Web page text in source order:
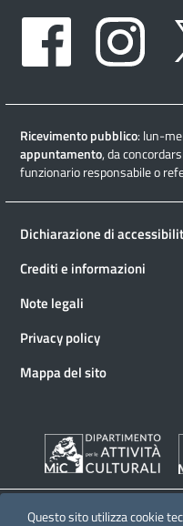
Facebook
Ricevimento pubblico: lun-
appuntamento, da
funzionario responsabile o
Dichiarazione di
Crediti e informazioni
Note legali
Privacy policy
Mappa del sito
Questo sito utilizza cookie